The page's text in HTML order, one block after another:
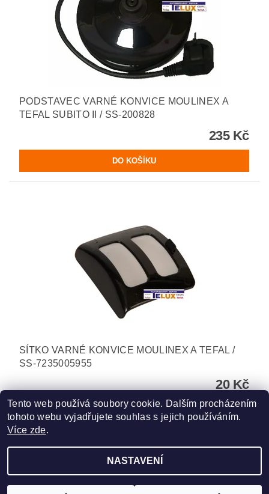
PODSTAVEC VARNÉ KONVICE MOULINEX A
TEFAL SUBITO II / SS-200828
235 Kč
SÍTKO VARNÉ KONVICE MOULINEX A TEFAL /
SS-7235005955
20 Kč
2026 ©TELUX servis, všechna práva vyhrazenaUpravit nastavení cookies
Tento web používá soubory cookie. Dalším procházením
tohoto webu vyjadřujete souhlas s jejich používáním.
Více zde.
NASTAVENÍ